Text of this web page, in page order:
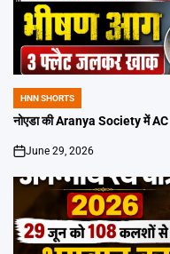
POSTED
IN
HNN SHORTS
नोएडा की Aranya Society में
on
June 29, 2026